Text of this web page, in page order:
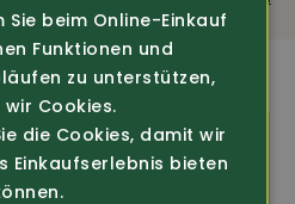
Metalösen •
• Gewicht ca. 705g/
PRODUKTE
Sie beim Online-Einkauf
Funktionen und
zu unterstützen,
wir Cookies.
die Cookies, damit wir
Einkaufserlebnis bieten